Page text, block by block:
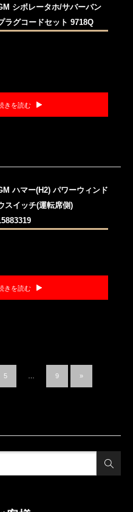
シボレータホ/サバーバン
ラグコードセット 9718Q
きを読む
ハマー(H2) パワーウィンド
スイッチ(運転席側)
きを読む
5 9 »